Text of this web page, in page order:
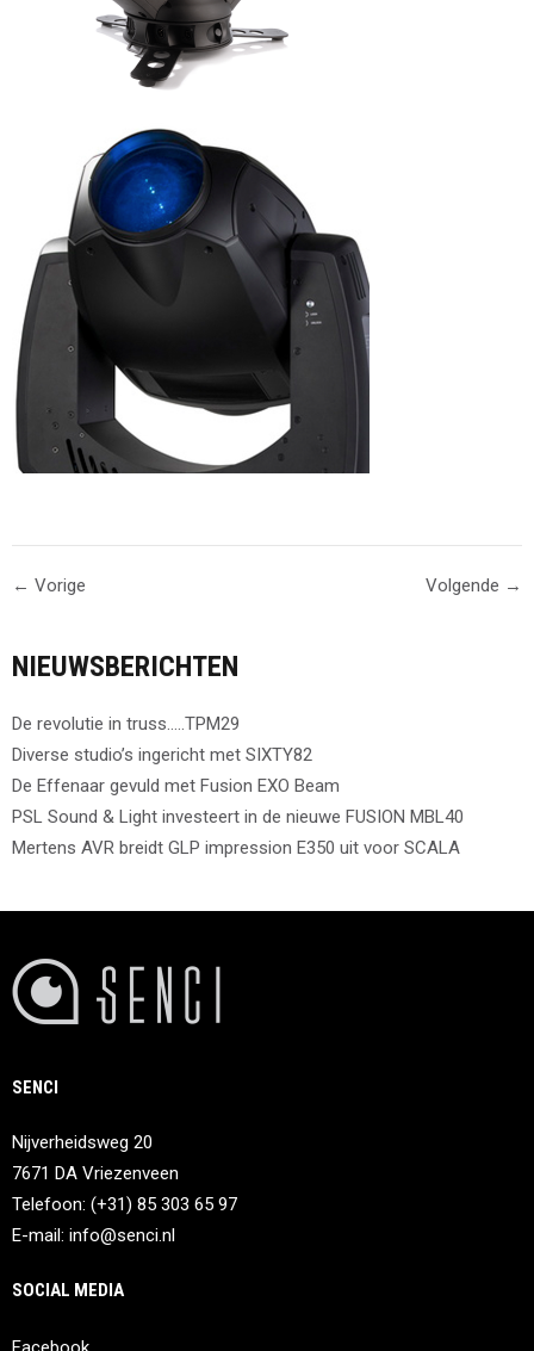
← Vorige Volgende →
NIEUWSBERICHTEN
De revolutie in truss…..TPM29
Diverse studio’s ingericht met SIXTY82
De Effenaar gevuld met Fusion EXO Beam
PSL Sound & Light investeert in de nieuwe FUSION MBL40
Mertens AVR breidt GLP impression E350 uit voor SCALA
SENCI
Nijverheidsweg 20
7671 DA Vriezenveen
Telefoon: (+31) 85 303 65 97
E-mail: info@senci.nl
SOCIAL MEDIA